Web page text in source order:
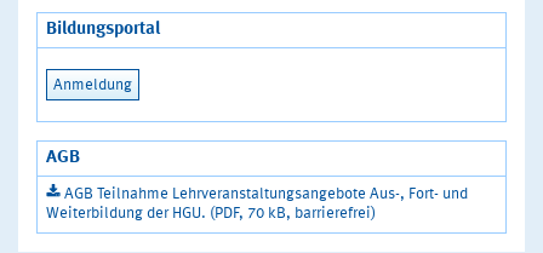
Bildungsportal
Anmeldung
AGB
AGB Teilnahme Lehrveranstaltungsangebote Aus-, Fort- und
Weiterbildung der HGU. (PDF, 70 kB, barrierefrei)